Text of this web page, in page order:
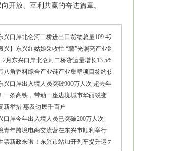
开放、互利共赢的奋进篇章。
兴口岸北仑河二桥进出口货物总量109.4万吨
约
兴】东兴红姑娘采收忙 “薯”光照亮产业路
2月东兴口岸北仑河二桥货运量增长13.5%
赴约
八角香料综合产业链产业集群项目签约仪式举行
畅通
兴口岸出入境人员突破900万人次 超去年总量
一条高铁，带动一座边境城市华丽蜕变
新举措 惠及边民千百户
口岸今年出入境人员已突破200万人次
青年跨境电商交流营在东兴市顺利举行
票新政来啦！东兴市站加开列车提升运力和服务